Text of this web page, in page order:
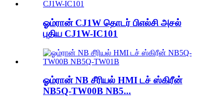
ஓம்ரான் CJ1W தொடர் பிஎல்சி அசல்
புதிய CJ1W-IC101
ஓம்ரான் NB சீரியல் HMI டச் ஸ்கிரீன்
NB5Q-TW00B NB5...